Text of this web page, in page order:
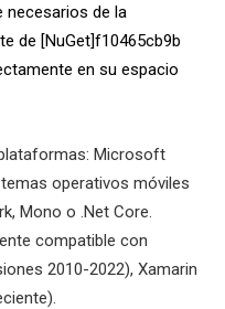
necesarios de la
de [NuGet]f10465cb9b
en su espacio
Microsoft
operativos móviles
Mono o .Net Core.
compatible con
2010-2022), Xamarin